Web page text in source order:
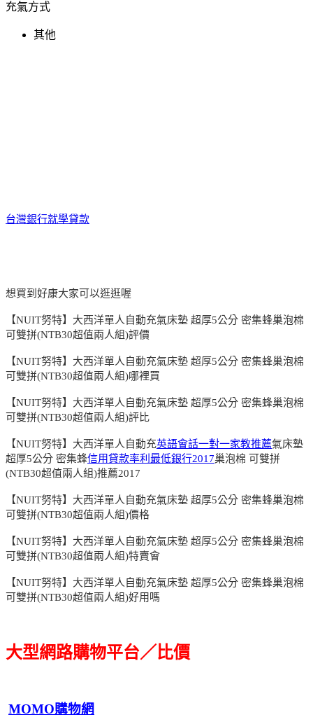
充氣方式
其他
台灣銀行就學貸款
想買到好康大家可以逛逛喔
【NUIT努特】大西洋單人自動充氣床墊 超厚5公分 密集蜂巢泡棉
可雙拼(NTB30超值兩人組)評價
【NUIT努特】大西洋單人自動充氣床墊 超厚5公分 密集蜂巢泡棉
可雙拼(NTB30超值兩人組)哪裡買
【NUIT努特】大西洋單人自動充氣床墊 超厚5公分 密集蜂巢泡棉
可雙拼(NTB30超值兩人組)評比
【NUIT努特】大西洋單人自動充英語會話一對一家教推薦氣床墊
超厚5公分 密集蜂信用貸款率利最低銀行2017巢泡棉 可雙拼
(NTB30超值兩人組)推薦2017
【NUIT努特】大西洋單人自動充氣床墊 超厚5公分 密集蜂巢泡棉
可雙拼(NTB30超值兩人組)價格
【NUIT努特】大西洋單人自動充氣床墊 超厚5公分 密集蜂巢泡棉
可雙拼(NTB30超值兩人組)特賣會
【NUIT努特】大西洋單人自動充氣床墊 超厚5公分 密集蜂巢泡棉
可雙拼(NTB30超值兩人組)好用嗎
大型網路購物平台／比價
MOMO購物網